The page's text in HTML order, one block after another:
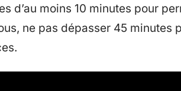
d’au moins 10 minutes pour
ne pas dépasser 45 minutes